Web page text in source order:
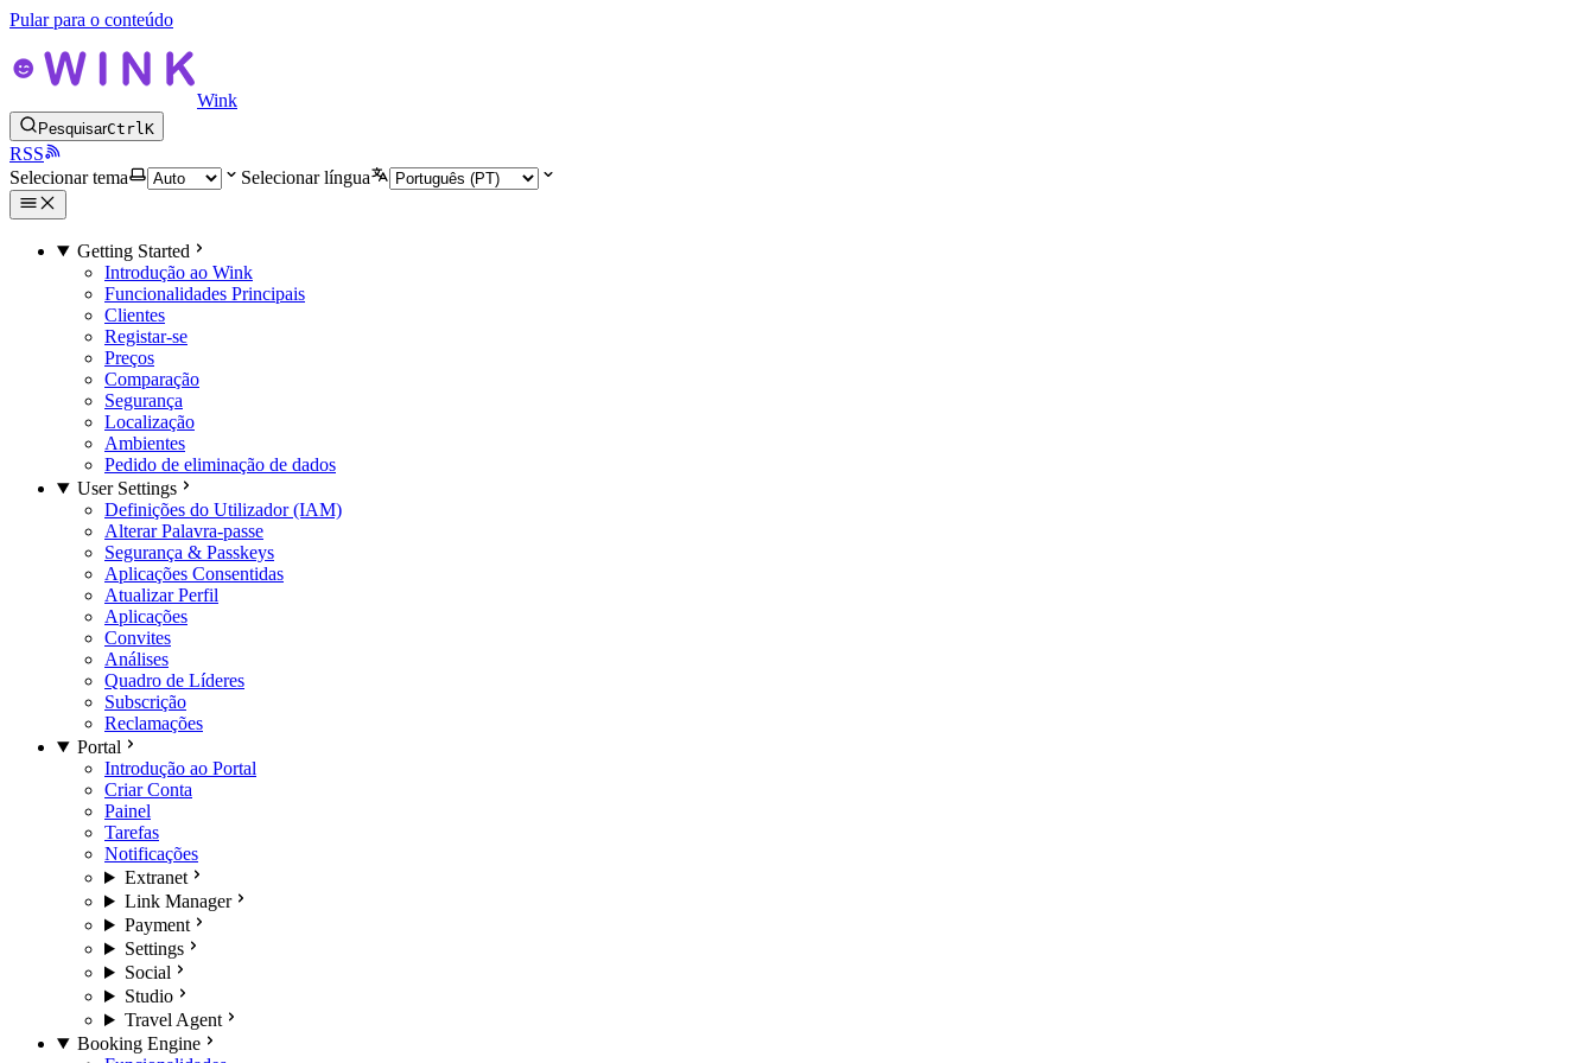
Pular para o conteúdo
Wink
PesquisarCtrlK
RSS
Selecionar tema
Selecionar língua
Getting Started
Introdução ao Wink
Funcionalidades Principais
Clientes
Registar-se
Preços
Comparação
Segurança
Localização
Ambientes
Pedido de eliminação de dados
User Settings
Definições do Utilizador (IAM)
Alterar Palavra-passe
Segurança & Passkeys
Aplicações Consentidas
Atualizar Perfil
Aplicações
Convites
Análises
Quadro de Líderes
Subscrição
Reclamações
Portal
Introdução ao Portal
Criar Conta
Painel
Tarefas
Notificações
Extranet
Link Manager
Payment
Settings
Social
Studio
Travel Agent
Booking Engine